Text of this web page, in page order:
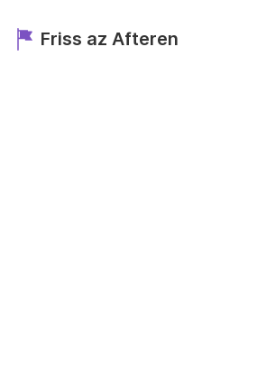
Friss az Afteren